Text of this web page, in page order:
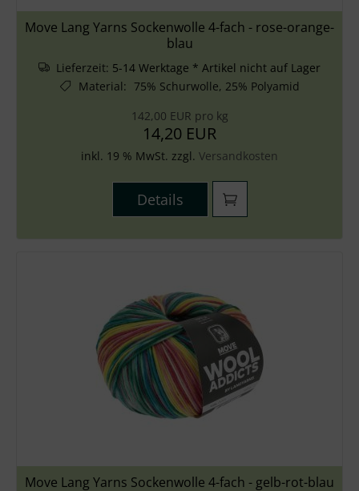
Move Lang Yarns Sockenwolle 4-fach - rose-orange-
blau
Lieferzeit: 5-14 Werktage * Artikel nicht auf Lager
Material: 75% Schurwolle, 25% Polyamid
142,00 EUR pro kg
14,20 EUR
inkl. 19 % MwSt. zzgl. Versandkosten
Details
Move Lang Yarns Sockenwolle 4-fach - gelb-rot-blau